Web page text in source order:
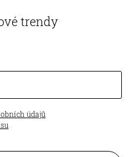
trendy
údajů